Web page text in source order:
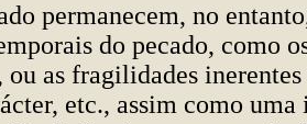
permanecem, no
do pecado, como
ou as fragilidades
etc., assim como